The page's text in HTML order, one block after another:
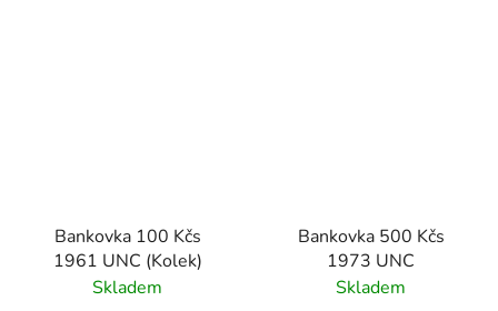
Bankovka 100 Kčs
1961 UNC (Kolek)
Skladem
Bankovka 500 Kčs
1973 UNC
Skladem